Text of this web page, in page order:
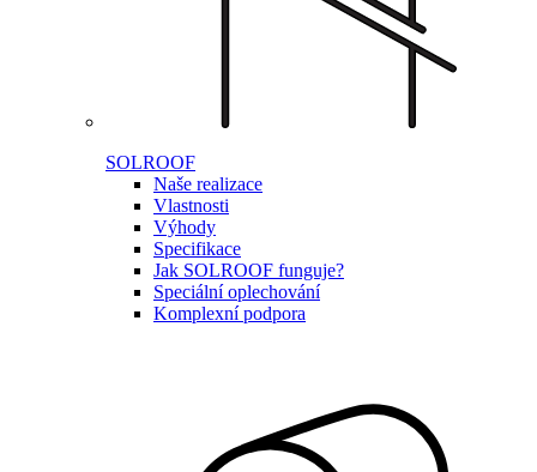
SOLROOF
Naše realizace
Vlastnosti
Výhody
Specifikace
Jak SOLROOF funguje?
Speciální oplechování
Komplexní podpora